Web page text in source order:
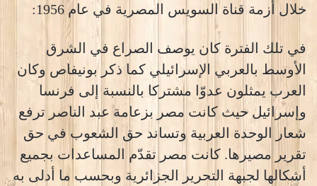
خلال أزمة قناة السويس المصرية في عام 1956:
في تلك الفترة كان يوصف الصراع في الشرق
الأوسط بالعربي الإسرائيلي كما ذكر بونيفاص وكان
العرب يمثلون عدوّا مشتركا بالنسبة إلى فرنسا
وإسرائيل حيث كانت مصر بزعامة عبد الناصر ترفع
شعار الوحدة العربية وتساند حق الشعوب في حق
تقرير مصيرها. كانت مصر تقدّم المساعدات بجميع
أشكالها لجبهة التحرير الجزائرية وبحسب ما أدلى به